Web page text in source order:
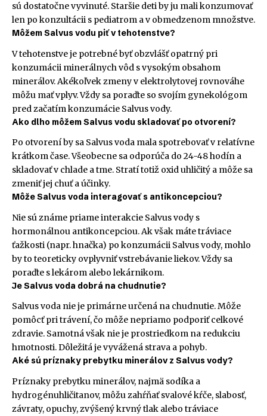
sú dostatočne vyvinuté. Staršie deti by ju mali konzumovať
len po konzultácii s pediatrom a v obmedzenom množstve.
Môžem Salvus vodu piť v tehotenstve?
V tehotenstve je potrebné byť obzvlášť opatrný pri
konzumácii minerálnych vôd s vysokým obsahom
minerálov. Akékoľvek zmeny v elektrolytovej rovnováhe
môžu mať vplyv. Vždy sa poraďte so svojím gynekológom
pred začatím konzumácie Salvus vody.
Ako dlho môžem Salvus vodu skladovať po otvorení?
Po otvorení by sa Salvus voda mala spotrebovať v relatívne
krátkom čase. Všeobecne sa odporúča do 24-48 hodín a
skladovať v chlade a tme. Stratí totiž oxid uhličitý a môže sa
zmeniť jej chuť a účinky.
Môže Salvus voda interagovať s antikoncepciou?
Nie sú známe priame interakcie Salvus vody s
hormonálnou antikoncepciou. Ak však máte tráviace
ťažkosti (napr. hnačka) po konzumácii Salvus vody, mohlo
by to teoreticky ovplyvniť vstrebávanie liekov. Vždy sa
poraďte s lekárom alebo lekárnikom.
Je Salvus voda dobrá na chudnutie?
Salvus voda nie je primárne určená na chudnutie. Môže
pomôcť pri trávení, čo môže nepriamo podporiť celkové
zdravie. Samotná však nie je prostriedkom na redukciu
hmotnosti. Dôležitá je vyvážená strava a pohyb.
Aké sú príznaky prebytku minerálov z Salvus vody?
Príznaky prebytku minerálov, najmä sodíka a
hydrogénuhličitanov, môžu zahŕňať svalové kŕče, slabosť,
závraty, opuchy, zvýšený krvný tlak alebo tráviace